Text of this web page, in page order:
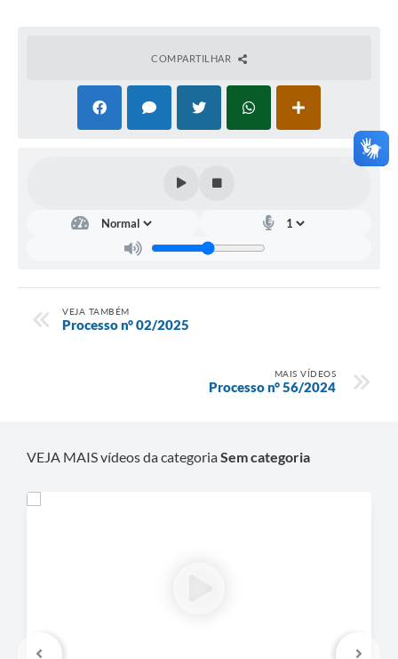
COMPARTILHAR
VEJA TAMBÉM
Processo n° 02/2025
MAIS VÍDEOS
Processo n° 56/2024
VEJA MAIS vídeos da categoriaSem categoria